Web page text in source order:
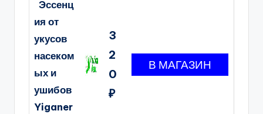
Эссенц
ия от
укусов
насеком
ых и
ушибов
Yiganer
3
2
0
₽